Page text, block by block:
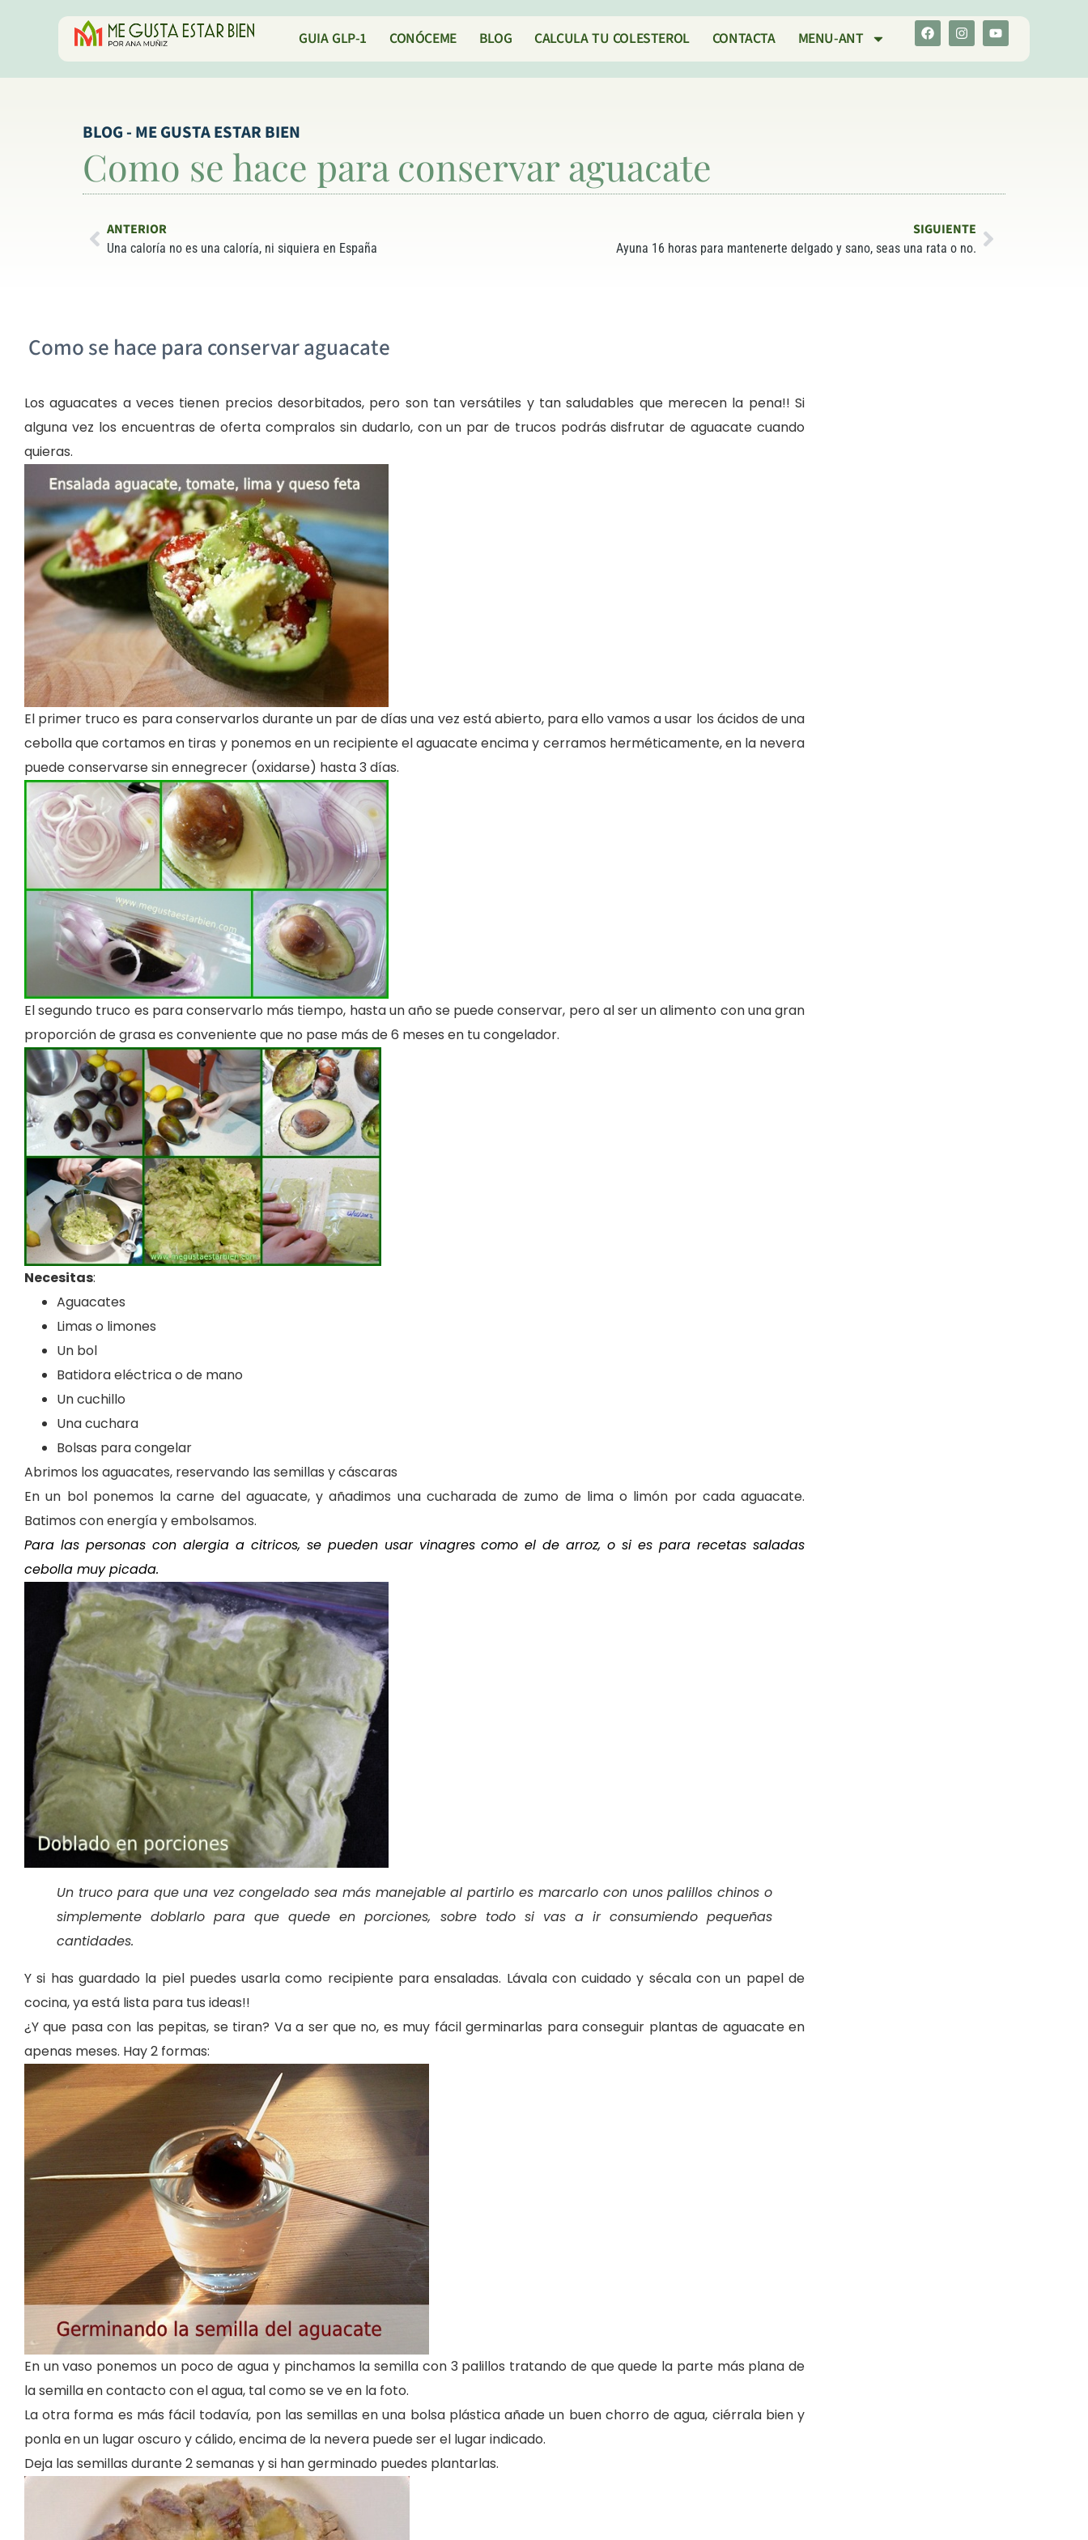
GUIA GLP-1 CONÓCEME BLOG CALCULA TU COLESTEROL CONTACTA MENU-ANT
BLOG - ME GUSTA ESTAR BIEN
Como se hace para conservar aguacate
ANTERIOR
Una caloría no es una caloría, ni siquiera en España
SIGUIENTE
Ayuna 16 horas para mantenerte delgado y sano, seas una rata o no.
Como se hace para conservar aguacate
Los aguacates a veces tienen precios desorbitados, pero son tan versátiles y tan saludables que merecen la pena!! Si
alguna vez los encuentras de oferta compralos sin dudarlo, con un par de trucos podrás disfrutar de aguacate cuando
quieras.
El primer truco es para conservarlos durante un par de días una vez está abierto, para ello vamos a usar los ácidos de una
cebolla que cortamos en tiras y ponemos en un recipiente el aguacate encima y cerramos herméticamente, en la nevera
puede conservarse sin ennegrecer (oxidarse) hasta 3 días.
El segundo truco es para conservarlo más tiempo, hasta un año se puede conservar, pero al ser un alimento con una gran
proporción de grasa es conveniente que no pase más de 6 meses en tu congelador.
Necesitas:
Aguacates
Limas o limones
Un bol
Batidora eléctrica o de mano
Un cuchillo
Una cuchara
Bolsas para congelar
Abrimos los aguacates, reservando las semillas y cáscaras
En un bol ponemos la carne del aguacate, y añadimos una cucharada de zumo de lima o limón por cada aguacate.
Batimos con energía y embolsamos.
Para las personas con alergia a citricos, se pueden usar vinagres como el de arroz, o si es para recetas saladas
cebolla muy picada.
Un truco para que una vez congelado sea más manejable al partirlo es marcarlo con unos palillos chinos o
simplemente doblarlo para que quede en porciones, sobre todo si vas a ir consumiendo pequeñas
cantidades.
Y si has guardado la piel puedes usarla como recipiente para ensaladas. Lávala con cuidado y sécala con un papel de
cocina, ya está lista para tus ideas!!
¿Y que pasa con las pepitas, se tiran? Va a ser que no, es muy fácil germinarlas para conseguir plantas de aguacate en
apenas meses. Hay 2 formas:
En un vaso ponemos un poco de agua y pinchamos la semilla con 3 palillos tratando de que quede la parte más plana de
la semilla en contacto con el agua, tal como se ve en la foto.
La otra forma es más fácil todavía, pon las semillas en una bolsa plástica añade un buen chorro de agua, ciérrala bien y
ponla en un lugar oscuro y cálido, encima de la nevera puede ser el lugar indicado.
Deja las semillas durante 2 semanas y si han germinado puedes plantarlas.